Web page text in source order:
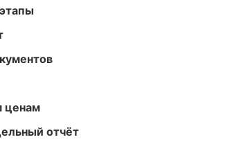
ценам
отчёт